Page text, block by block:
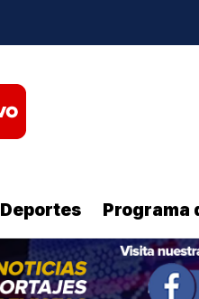
Deportes Programa